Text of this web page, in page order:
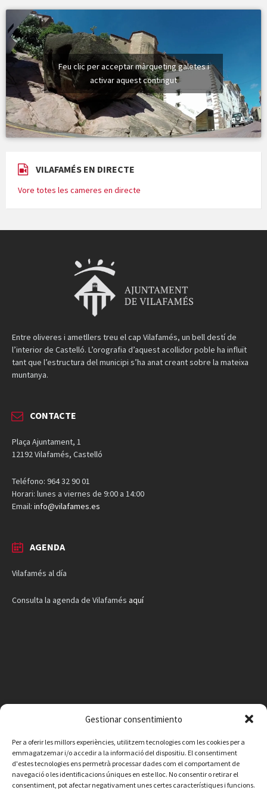
Gestionar consentimiento
Per a oferir les millors experiències, utilitzem tecnologies com les cookies per a
emmagatzemar i/o accedir a la informació del dispositiu. El consentiment
d'estes tecnologies ens permetrà processar dades com el comportament de
navegació o les identificacions úniques en este lloc. No consentir o retirar el
consentiment, pot afectar negativament unes certes característiques i funcions.
Feu clic per acceptar màrqueting galetes i
activar aquest contingut
VILAFAMÉS EN DIRECTE
Vore totes les cameres en directe
Entre oliveres i ametllers treu el cap Vilafamés, un bell destí de
l’interior de Castelló. L’orografia d’aquest acollidor poble ha influït
tant que l’estructura del municipi s’ha anat creant sobre la mateixa
muntanya.
CONTACTE
Plaça Ajuntament, 1
12192 Vilafamés, Castelló
Teléfono: 964 32 90 01
Horari: lunes a viernes de 9:00 a 14:00
Email: info@vilafames.es
AGENDA
Vilafamés al día
Consulta la agenda de Vilafamés aquí